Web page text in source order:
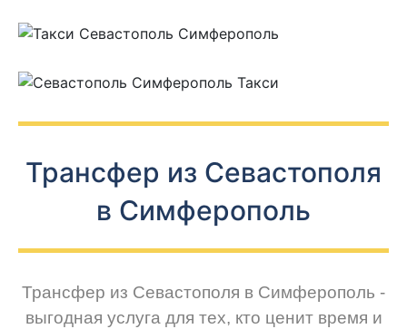
Трансфер из Севастополя
в Симферополь
Трансфер из Севастополя в Симферополь -
выгодная услуга для тех, кто ценит время и